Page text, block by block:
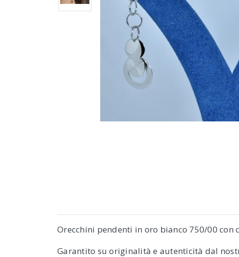
Orecchini pendenti in oro bianco 750/00 con
Garantito su originalità e autenticità dal